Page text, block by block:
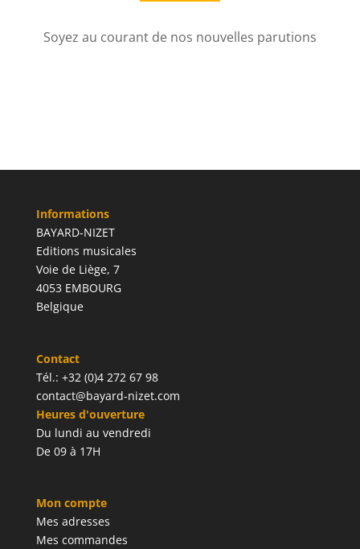
Soyez au courant de nos nouvelles parutions
Informations
BAYARD-NIZET
Editions musicales
Voie de Liège, 7
4053 EMBOURG
Belgique
Contact
Tél.: +32 (0)4 272 67 98
contact@bayard-nizet.com
Heures d'ouverture
Du lundi au vendredi
De 09 à 17H
Mon compte
Mes adresses
Mes commandes